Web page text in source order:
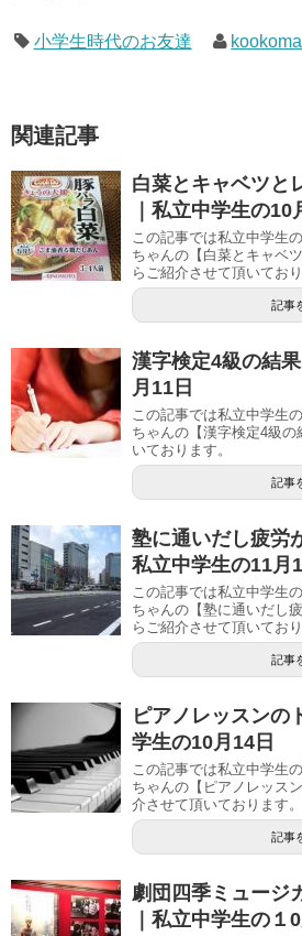
小学生時代のお友達
関連記事
白菜とキャベツと
｜私立中学生の10
この記事では私立中学生
ちゃんの【白菜とキャベ
らご紹介させて頂いており
記事
漢字検定4級の結
月11日
この記事では私立中学生
ちゃんの【漢字検定4級
いております。
記事
塾に通いだし疲労
私立中学生の11月
この記事では私立中学生
ちゃんの【塾に通いだし
らご紹介させて頂いており
記事
ピアノレッスンの
学生の10月14日
この記事では私立中学生
ちゃんの【ピアノレッス
介させて頂いております。
記事
劇団四季ミュージ
｜私立中学生の１